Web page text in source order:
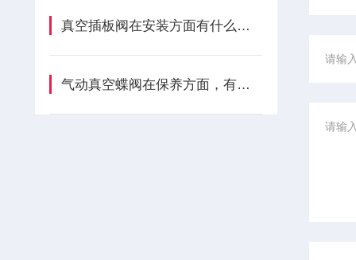
真空插板阀在安装方面有什么技巧呢？
气动真空蝶阀在保养方面，有什么技巧呢？